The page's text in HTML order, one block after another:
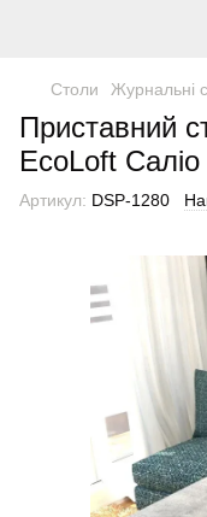
Столи Журнальні
Приставний
EcoLoft
Артикул: DSP-1280